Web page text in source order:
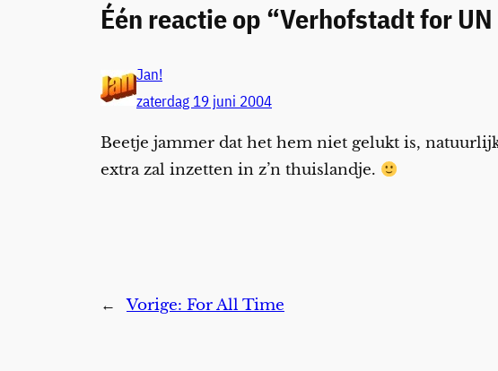
Één reactie op “Verhofstadt for
Jan!
zaterdag 19 juni 2004
Beetje jammer dat het hem niet gelukt is,
extra zal inzetten in z’n thuislandje.
← Vorige: For All Time